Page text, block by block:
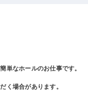
単なホールのお仕事です。
く場合があります。